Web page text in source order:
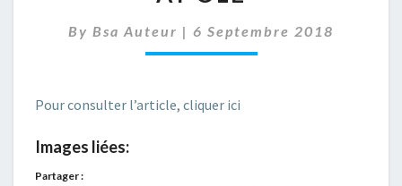
AY’OLE
By Bsa Auteur | 6 Septembre 2018
Pour consulter l’article, cliquer ici
Images liées:
Partager :